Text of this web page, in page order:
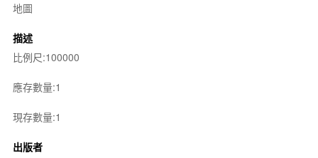
地圖
描述
比例尺:100000
應存數量:1
現存數量:1
出版者